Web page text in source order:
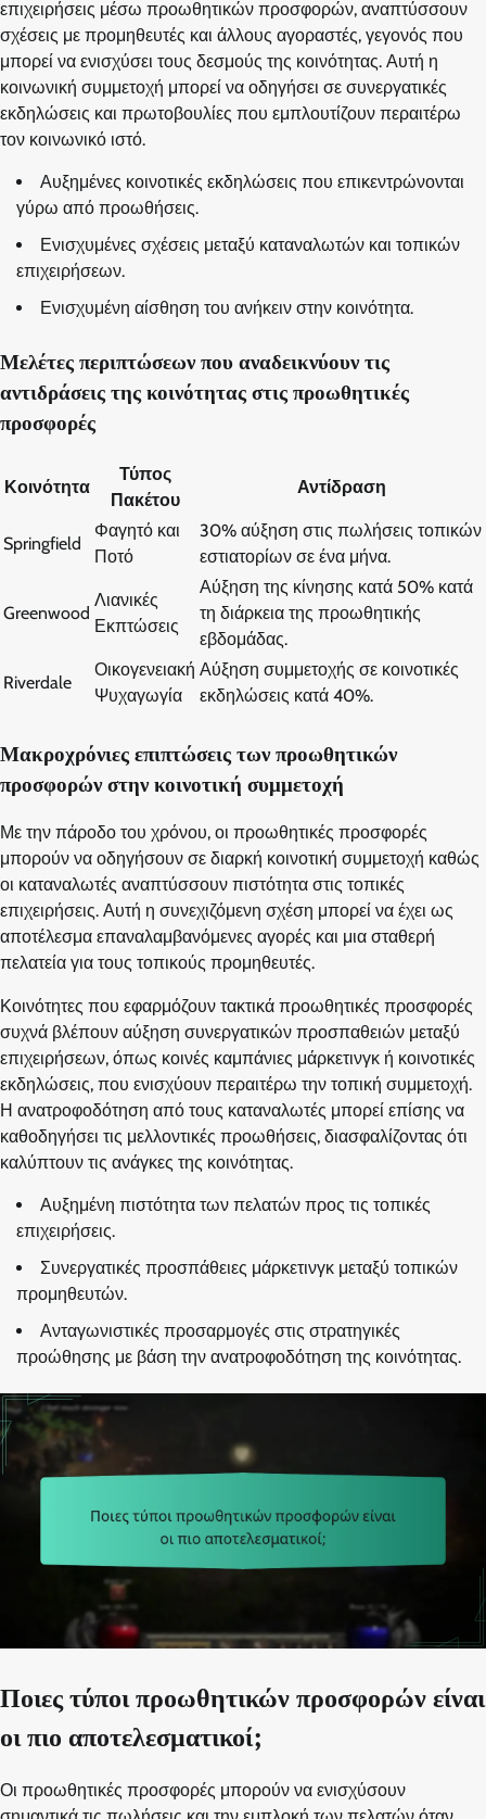
επιχειρήσεις μέσω προωθητικών προσφορών, αναπτύσσουν
σχέσεις με προμηθευτές και άλλους αγοραστές, γεγονός που
μπορεί να ενισχύσει τους δεσμούς της κοινότητας. Αυτή η
κοινωνική συμμετοχή μπορεί να οδηγήσει σε συνεργατικές
εκδηλώσεις και πρωτοβουλίες που εμπλουτίζουν περαιτέρω
τον κοινωνικό ιστό.
Αυξημένες κοινοτικές εκδηλώσεις που επικεντρώνονται
γύρω από προωθήσεις.
Ενισχυμένες σχέσεις μεταξύ καταναλωτών και τοπικών
επιχειρήσεων.
Ενισχυμένη αίσθηση του ανήκειν στην κοινότητα.
Μελέτες περιπτώσεων που αναδεικνύουν τις
αντιδράσεις της κοινότητας στις προωθητικές
προσφορές
Κοινότητα
Τύπος
Πακέτου
Αντίδραση
Springfield
Φαγητό και
Ποτό
30% αύξηση στις πωλήσεις τοπικών
εστιατορίων σε ένα μήνα.
Greenwood
Λιανικές
Εκπτώσεις
Αύξηση της κίνησης κατά 50% κατά
τη διάρκεια της προωθητικής
εβδομάδας.
Riverdale
Οικογενειακή
Ψυχαγωγία
Αύξηση συμμετοχής σε κοινοτικές
εκδηλώσεις κατά 40%.
Μακροχρόνιες επιπτώσεις των προωθητικών
προσφορών στην κοινοτική συμμετοχή
Με την πάροδο του χρόνου, οι προωθητικές προσφορές
μπορούν να οδηγήσουν σε διαρκή κοινοτική συμμετοχή καθώς
οι καταναλωτές αναπτύσσουν πιστότητα στις τοπικές
επιχειρήσεις. Αυτή η συνεχιζόμενη σχέση μπορεί να έχει ως
αποτέλεσμα επαναλαμβανόμενες αγορές και μια σταθερή
πελατεία για τους τοπικούς προμηθευτές.
Κοινότητες που εφαρμόζουν τακτικά προωθητικές προσφορές
συχνά βλέπουν αύξηση συνεργατικών προσπαθειών μεταξύ
επιχειρήσεων, όπως κοινές καμπάνιες μάρκετινγκ ή κοινοτικές
εκδηλώσεις, που ενισχύουν περαιτέρω την τοπική συμμετοχή.
Η ανατροφοδότηση από τους καταναλωτές μπορεί επίσης να
καθοδηγήσει τις μελλοντικές προωθήσεις, διασφαλίζοντας ότι
καλύπτουν τις ανάγκες της κοινότητας.
Αυξημένη πιστότητα των πελατών προς τις τοπικές
επιχειρήσεις.
Συνεργατικές προσπάθειες μάρκετινγκ μεταξύ τοπικών
προμηθευτών.
Ανταγωνιστικές προσαρμογές στις στρατηγικές
προώθησης με βάση την ανατροφοδότηση της κοινότητας.
Ποιες τύποι προωθητικών προσφορών είναι
οι πιο αποτελεσματικοί;
Οι προωθητικές προσφορές μπορούν να ενισχύσουν